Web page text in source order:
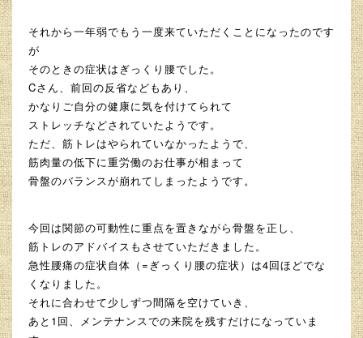
それから一年弱でもう一度来ていただくことになったのです
が
そのときの症状はぎっくり腰でした。
Cさん、前回の反省などもあり、
かなりご自分の健康に気を付けてられて
ストレッチなどされていたようです。
ただ、筋トレはやられていなかったようで、
筋肉量の低下に重労働のお仕事が相まって
骨盤のバランスが崩れてしまったようです。
今回は関節の可動性に重点を置きながら骨盤を正し、
筋トレのアドバイスもさせていただきました。
急性腰痛の症状自体（=ぎっくり腰の症状）は4回ほどでな
くなりました。
それに合わせて少しずつ間隔を空けていき、
あと1回、メンテナンスでの来院を残すだけになっていま